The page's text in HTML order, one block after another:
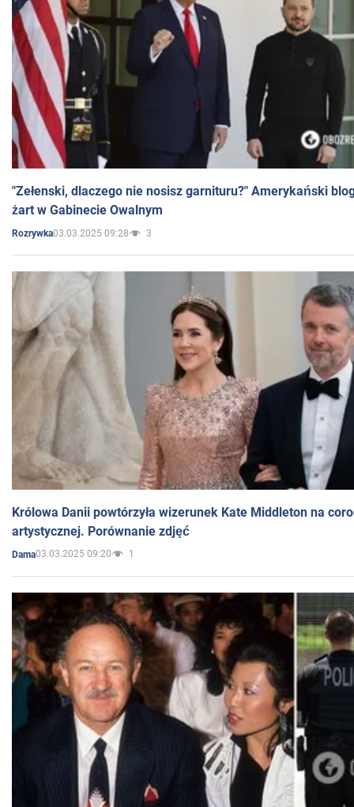
"Zełenski, dlaczego nie nosisz garnituru?" Amerykański
żart w Gabinecie Owalnym
Rozrywka03.03.2025 09:28 3
Królowa Danii powtórzyła wizerunek Kate Middleton na
artystycznej. Porównanie zdjęć
Dama03.03.2025 09:20 1